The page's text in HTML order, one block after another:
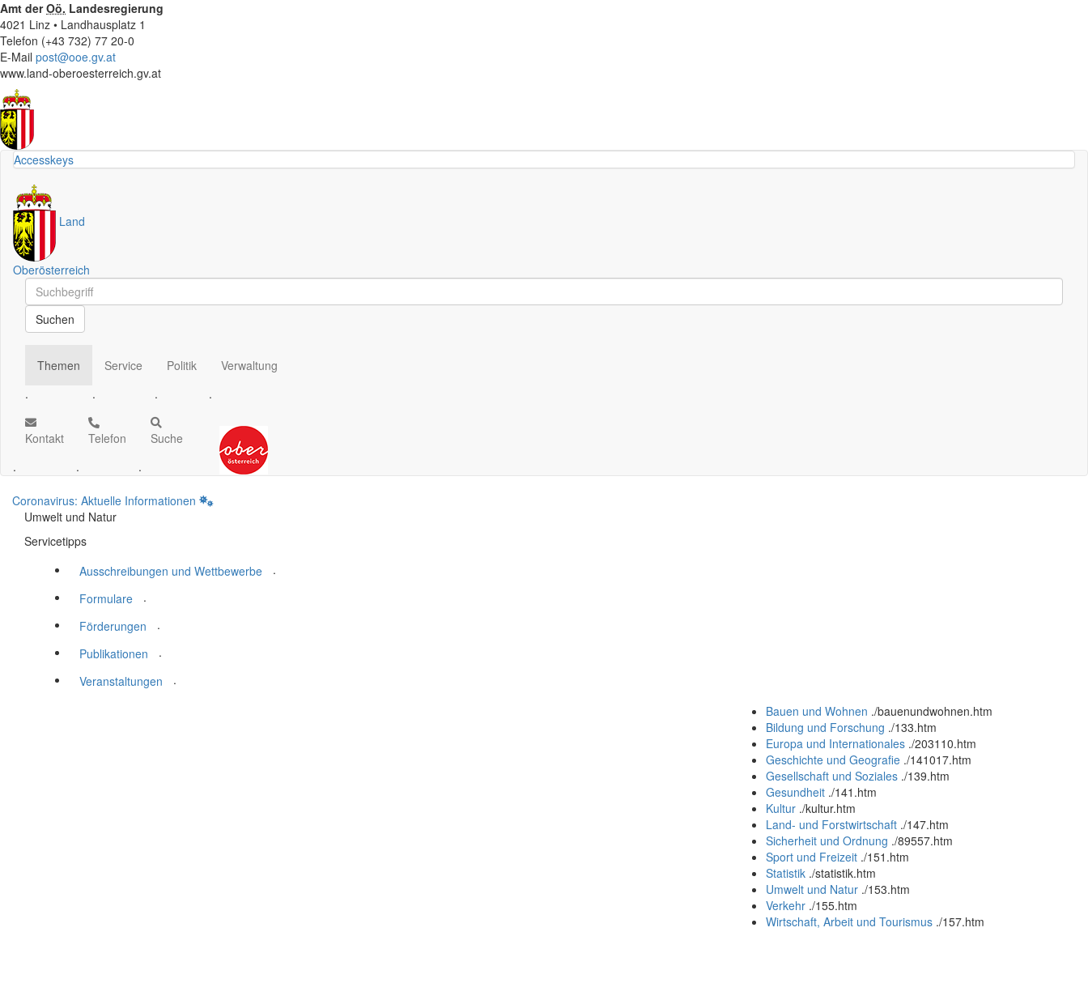
Amt derOö. Landesregierung
4021 Linz • Landhausplatz 1
Telefon (+43 732) 77 20-0
E-Mail post@ooe.gv.at
www.land-oberoesterreich.gv.at
Accesskeys
Land
Oberösterreich
Schnellsuche
Schnellsuche
Suchen
Themen
.
Service
.
Politik
.
Verwaltung
.
Kontakt
.
Telefon
.
Suche
.
Coronavirus: Aktuelle Informationen
Umwelt und Natur
Servicetipps
Ausschreibungen und Wettbewerbe
.
Formulare
.
Förderungen
.
Publikationen
.
Veranstaltungen
.
Bauen und Wohnen ./bauenundwohnen.htm
Bildung und Forschung ./133.htm
Europa und Internationales ./203110.htm
Geschichte und Geografie ./141017.htm
Gesellschaft und Soziales ./139.htm
Gesundheit ./141.htm
Kultur ./kultur.htm
Land- und Forstwirtschaft ./147.htm
Sicherheit und Ordnung ./89557.htm
Sport und Freizeit ./151.htm
Statistik ./statistik.htm
Umwelt und Natur ./153.htm
Verkehr ./155.htm
Wirtschaft, Arbeit und Tourismus ./157.htm